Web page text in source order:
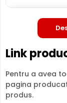
Comparatie
HikVision
7204HUHI-
HikVision DS-
7104HUHI-M1/
Link
Pentru a avea
pagina
produs.